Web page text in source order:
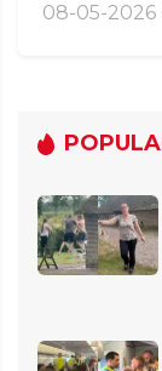
08-05-2026